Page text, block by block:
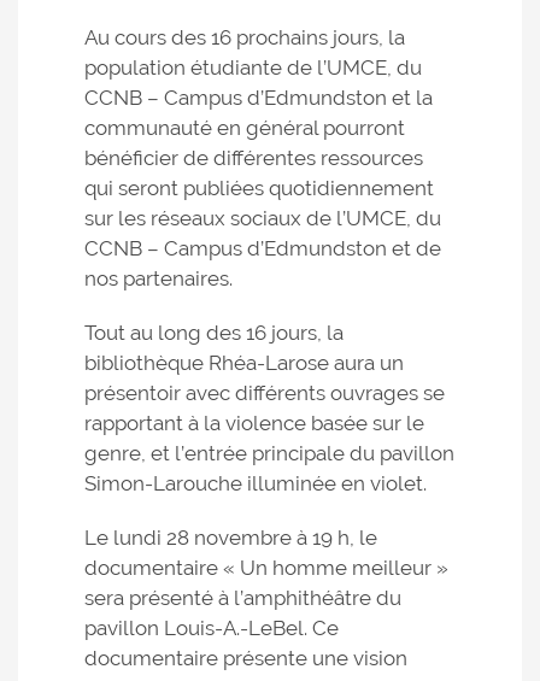
Au cours des 16 prochains jours, la
population étudiante de l’UMCE, du
CCNB – Campus d’Edmundston et la
communauté en général pourront
bénéficier de différentes ressources
qui seront publiées quotidiennement
sur les réseaux sociaux de l’UMCE, du
CCNB – Campus d’Edmundston et de
nos partenaires.
Tout au long des 16 jours, la
bibliothèque Rhéa-Larose aura un
présentoir avec différents ouvrages se
rapportant à la violence basée sur le
genre, et l’entrée principale du pavillon
Simon-Larouche illuminée en violet.
Le lundi 28 novembre à 19 h, le
documentaire « Un homme meilleur »
sera présenté à l’amphithéâtre du
pavillon Louis-A.-LeBel. Ce
documentaire présente une vision